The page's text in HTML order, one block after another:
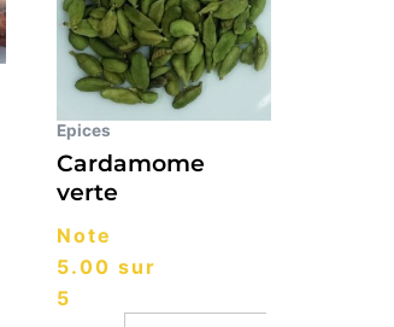
Epices
Cardamome
verte
Note
5.00 sur
5